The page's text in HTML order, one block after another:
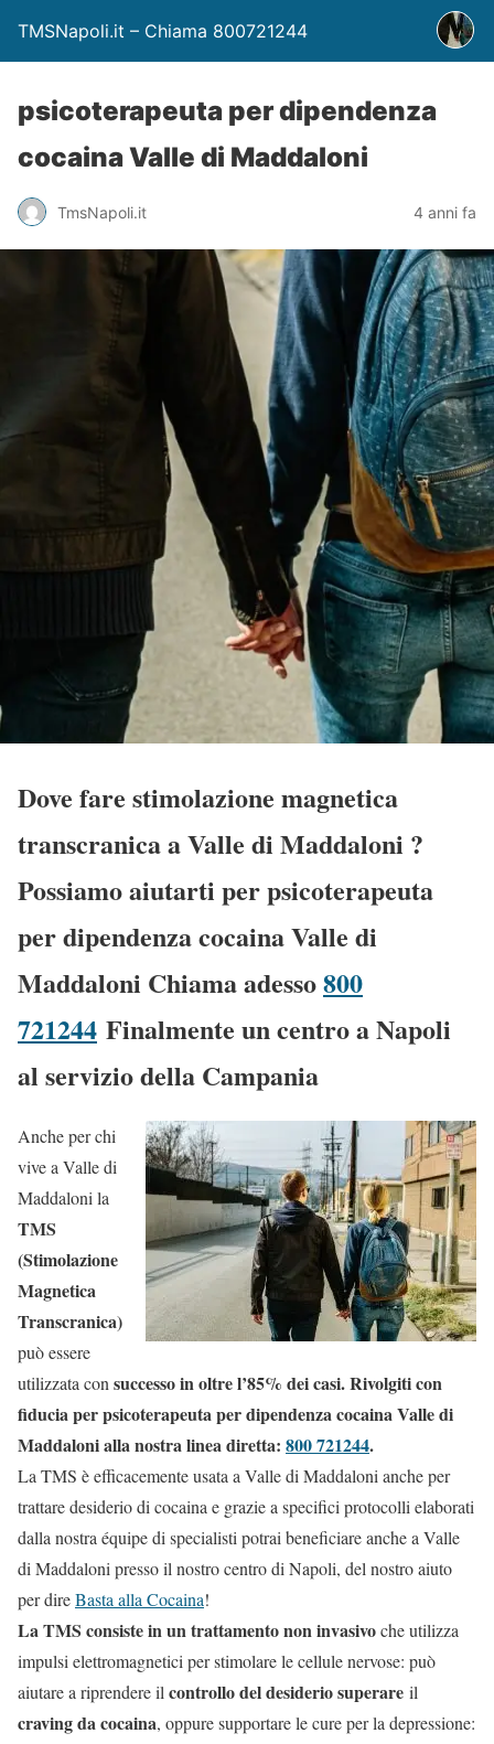
TMSNapoli.it – Chiama 800721244
psicoterapeuta per dipendenza
cocaina Valle di Maddaloni
TmsNapoli.it 4 anni fa
Dove fare stimolazione magnetica
transcranica a Valle di Maddaloni ?
Possiamo aiutarti per psicoterapeuta
per dipendenza cocaina Valle di
Maddaloni Chiama adesso800
721244 Finalmente un centro a Napoli
al servizio della Campania
Anche per chi
vive a Valle di
Maddaloni la
TMS
(Stimolazione
Magnetica
Transcranica)
può essere
utilizzata con successo in oltre l’85% dei casi. Rivolgiti con
fiducia per psicoterapeuta per dipendenza cocaina Valle di
Maddaloni alla nostra linea diretta: 800 721244.
La TMS è efficacemente usata a Valle di Maddaloni anche per
trattare desiderio di cocaina e grazie a specifici protocolli elaborati
dalla nostra équipe di specialisti potrai beneficiare anche a Valle
di Maddaloni presso il nostro centro di Napoli, del nostro aiuto
per direBasta alla Cocaina!
La TMS consiste in un trattamento non invasivoche utilizza
impulsi elettromagnetici per stimolare le cellule nervose: può
aiutare a riprendere il controllo del desiderio superare il
craving da cocaina, oppure supportare le cure per la depressione: